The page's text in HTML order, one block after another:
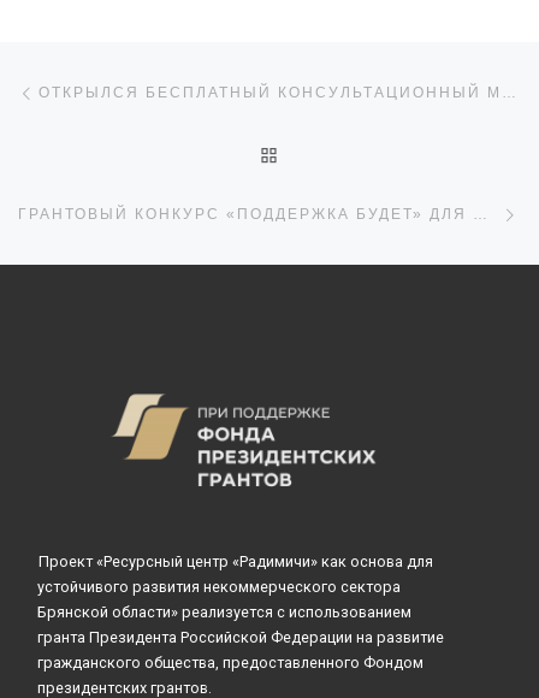
Навигация по записям ОТКРЫЛСЯ БЕСПЛАТНЫЙ КОНСУЛЬТАЦИОННЫЙ МЕДИАЦЕНТР ДЛЯ НКО
Проект «Ресурсный центр «Радимичи» как основа для
устойчивого развития некоммерческого сектора
Брянской области» реализуется с использованием
гранта Президента Российской Федерации на развитие
гражданского общества, предоставленного Фондом
президентских грантов.